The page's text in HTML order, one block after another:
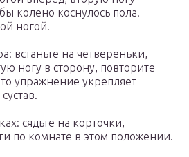
колено коснулось пола.
ногой.
встаньте на четвереньки,
ногу в сторону, повторите
упражнение укрепляет
сядьте на корточки,
по комнате в этом положении.